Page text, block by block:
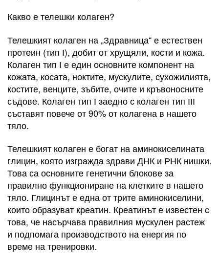
Какво е телешки колаген?
Телешкият колаген на „Здравница“ е естествен
протеин (тип І), добит от хрущяли, кости и кожа.
Колаген тип І е един основните компонент на
кожата, косата, ноктите, мускулите, сухожилията,
костите, венците, зъбите, очите и кръвоносните
съдове. Колаген тип І заедно с колаген тип ІІІ
съставят повече от 90% от колагена в нашето
тяло.
Телешкият колаген е богат на аминокиселината
глицин, която изгражда здрави ДНК и РНК нишки.
Това са основните генетични блокове за
правилно функциониране на клетките в нашето
тяло. Глицинът е една от трите аминокиселини,
които образуват креатин. Креатинът е известен с
това, че насърчава правилния мускулен растеж
и подпомага производството на енергия по
време на тренировки.